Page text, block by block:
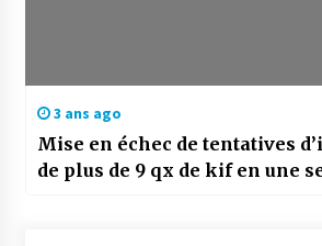
3 ans ago
Mise en échec de tentatives
de plus de 9 qx de kif en une